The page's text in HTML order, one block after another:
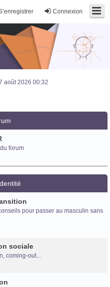
Connexion
FtM/FtX/Ft*
août 2026 00:32
forum
pour passer au masculin sans
sociale
coming-out...